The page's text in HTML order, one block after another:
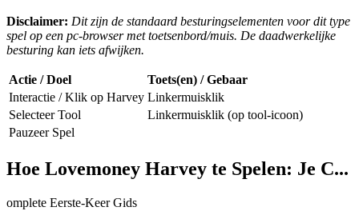
Disclaimer: Dit zijn de standaard besturingselementen voor dit type
spel op een pc-browser met toetsenbord/muis. De daadwerkelijke
besturing kan iets afwijken.
Actie / Doel
Toets(en) / Gebaar
Interactie / Klik op Harvey Linkermuisklik
Selecteer Tool
Linkermuisklik (op tool-icoon)
Pauzeer Spel
Hoe Lovemoney Harvey te Spelen: Je C...
omplete Eerste-Keer Gids